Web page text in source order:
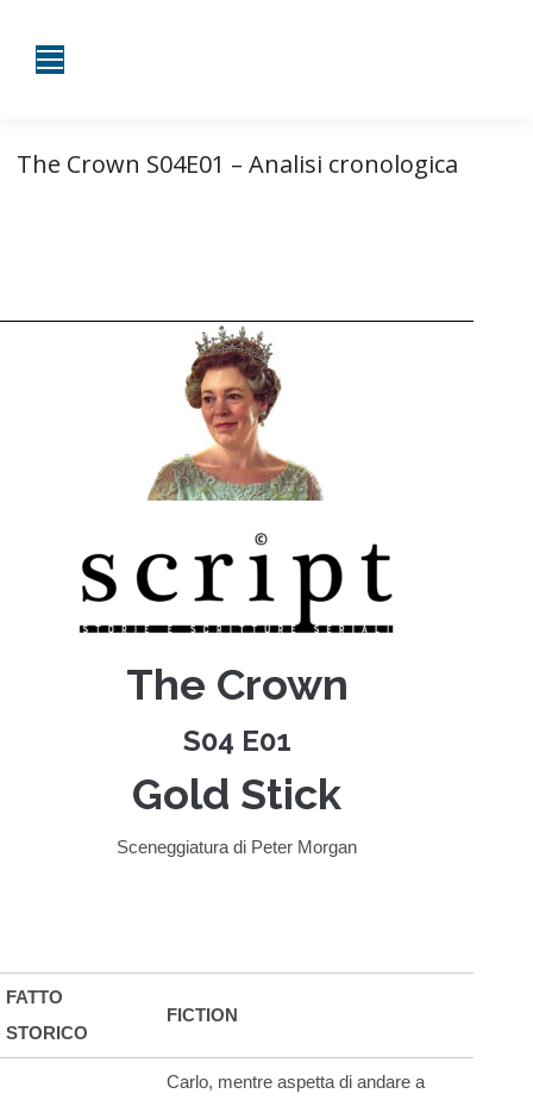
The Crown S04E01 – Analisi cronologica
The Crown
S04 E01
Gold Stick
Sceneggiatura di Peter Morgan
FATTO
STORICO
FICTION
Carlo, mentre aspetta di andare a